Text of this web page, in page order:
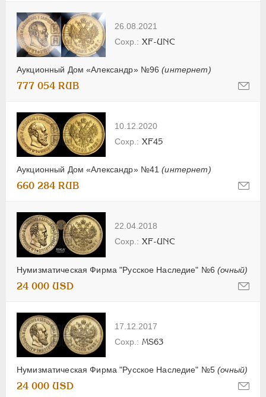
26.08.2021
Аукционный Дом «Александр» №96(интернет)
XF-UNC
777 054 RUB
10.12.2020
Аукционный Дом «Александр» №41(интернет)
XF45
660 284 RUB
22.04.2018
Нумизматическая Фирма "Русское Наследие" №6(очный)
XF-UNC
24 000 USD
17.12.2017
Нумизматическая Фирма "Русское Наследие" №5(очный)
MS63
24 000 USD